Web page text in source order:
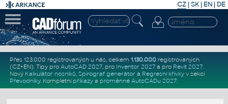
CZ | SK| EN | DE
Přes 123.000 registrovaných u nás, celkem 1.130.000registrovaných
(CZ+EN). Tipy pro AutoCAD 2027, pro Inventor 2027a pro Revit 2027.
Nový Kalkulátor nosníků, Spirograf generátor a Regresní křivkyv sekci
Převodníky. Kompletní příkazya proměnné AutoCADu 2027.